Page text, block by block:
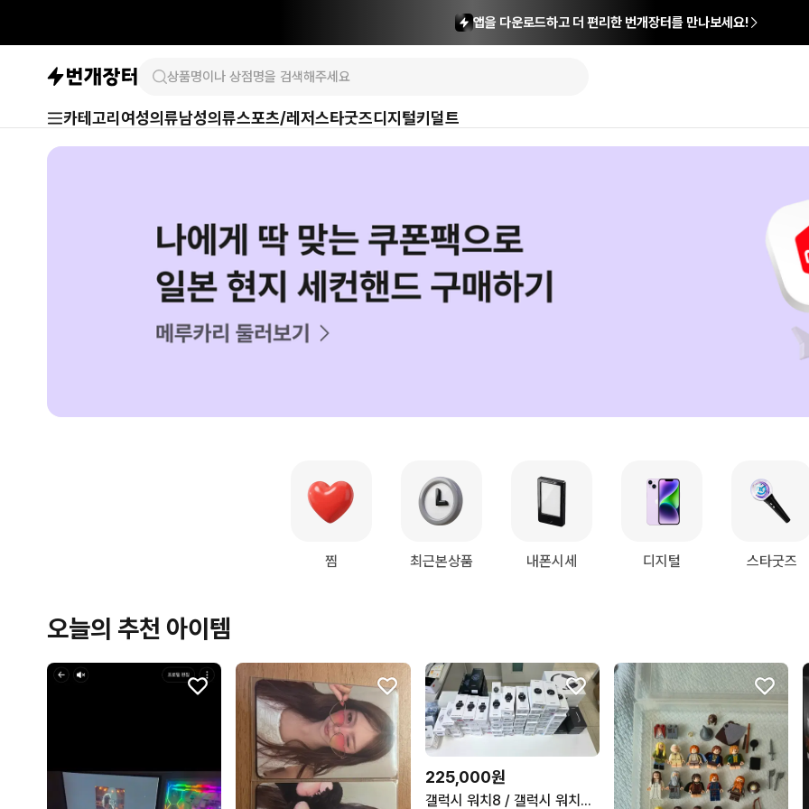
앱을 다운로드하고 더 편리한 번개장터를 만나보세요!
카테고리 여성의류남성의류스포츠/레저스타굿즈디지털키덜트
찜 최근본상품 내폰시세 디지털 스타굿즈
오늘의 추천 아이템
225,000원
갤럭시 워치8 / 갤럭시 워치8 클래식/ 갤럭시 워치 울트라 미개봉